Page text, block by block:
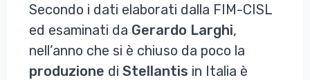
Secondo i dati elaborati dalla FIM-CISL
ed esaminati da Gerardo Larghi,
nell’anno che si è chiuso da poco la
produzione di Stellantis in Italia è